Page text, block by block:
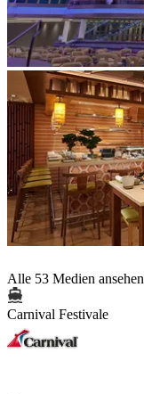
Alle 53 Medien ansehen
Carnival Festivale